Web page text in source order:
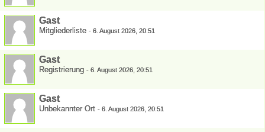
Gast
Mitgliederliste - 6. August 2026, 20:51
Gast
Registrierung - 6. August 2026, 20:51
Gast
Unbekannter Ort - 6. August 2026, 20:51